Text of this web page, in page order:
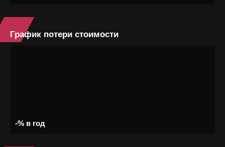
График потери стоимости
-% в год